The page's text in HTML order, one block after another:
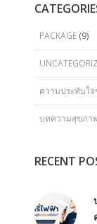
PACKAGE (9)
ความประทับใ
บทความสุขภาพ
RECENT